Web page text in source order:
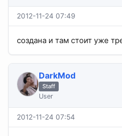
2012-11-24 07:49
создана и там стоит уже
DarkMod
Staff
User
2012-11-24 07:54